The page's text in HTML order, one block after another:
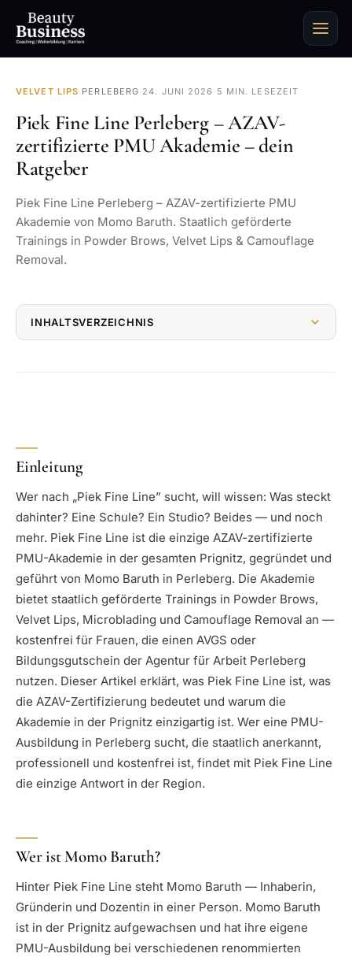
VELVET LIPS· PERLEBERG· 24. JUNI 2026 · 5 MIN. LESEZEIT
Piek Fine Line Perleberg – AZAV-
zertifizierte PMU Akademie – dein
Ratgeber
Piek Fine Line Perleberg – AZAV-zertifizierte PMU
Akademie von Momo Baruth. Staatlich geförderte
Trainings in Powder Brows, Velvet Lips & Camouflage
Removal.
INHALTSVERZEICHNIS
Einleitung
Wer nach „Piek Fine Line” sucht, will wissen: Was steckt
dahinter? Eine Schule? Ein Studio? Beides — und noch
mehr. Piek Fine Line ist die einzige AZAV-zertifizierte
PMU-Akademie in der gesamten Prignitz, gegründet und
geführt von Momo Baruth in Perleberg. Die Akademie
bietet staatlich geförderte Trainings in Powder Brows,
Velvet Lips, Microblading und Camouflage Removal an —
kostenfrei für Frauen, die einen AVGS oder
Bildungsgutschein der Agentur für Arbeit Perleberg
nutzen. Dieser Artikel erklärt, was Piek Fine Line ist, was
die AZAV-Zertifizierung bedeutet und warum die
Akademie in der Prignitz einzigartig ist. Wer eine PMU-
Ausbildung in Perleberg sucht, die staatlich anerkannt,
professionell und kostenfrei ist, findet mit Piek Fine Line
die einzige Antwort in der Region.
Wer ist Momo Baruth?
Hinter Piek Fine Line steht Momo Baruth — Inhaberin,
Gründerin und Dozentin in einer Person. Momo Baruth
ist in der Prignitz aufgewachsen und hat ihre eigene
PMU-Ausbildung bei verschiedenen renommierten